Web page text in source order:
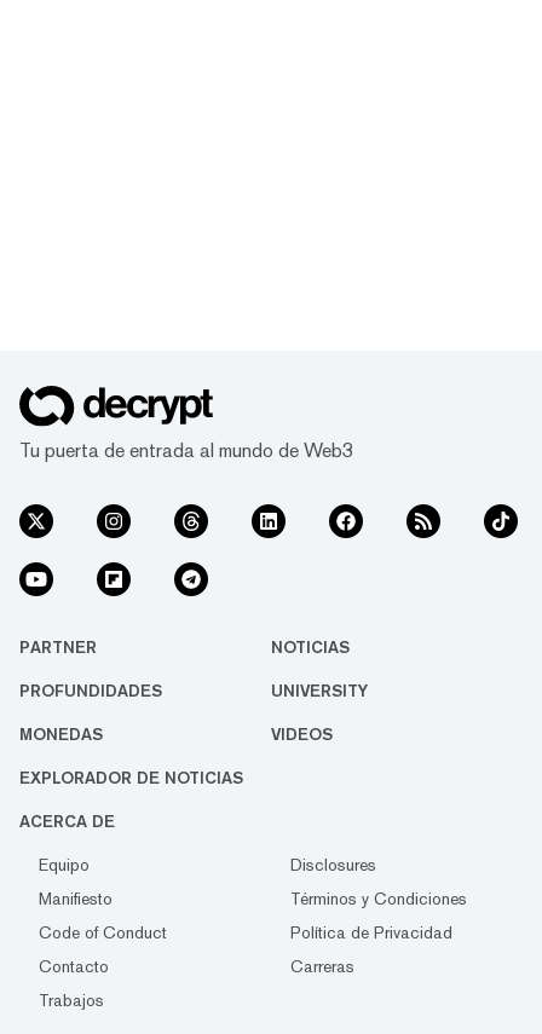
Tu puerta de entrada al mundo de Web3
PARTNER NOTICIAS
PROFUNDIDADES UNIVERSITY
MONEDAS VIDEOS
EXPLORADOR DE NOTICIAS
ACERCA DE
Equipo
Disclosures
Manifiesto
Términos y Condiciones
Code of Conduct
Política de Privacidad
Contacto
Carreras
Trabajos